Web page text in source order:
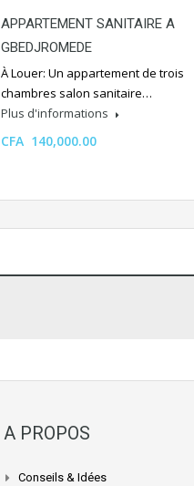
APPARTEMENT SANITAIRE A
GBEDJROMEDE
À Louer: Un appartement de trois
chambres salon sanitaire…
Plus d'informations
CFA 140,000.00
A PROPOS
Conseils & Idées